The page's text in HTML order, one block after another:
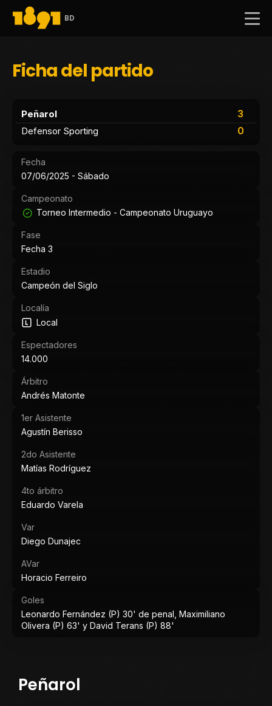
BD
Ficha del partido
Peñarol
3
0
Defensor Sporting
Fecha
07/06/2025 - Sábado
Campeonato
Torneo Intermedio - Campeonato Uruguayo
Fase
Fecha 3
Estadio
Campeón del Siglo
Localía
Local
Espectadores
14.000
Árbitro
Andrés Matonte
1er Asistente
Agustín Berisso
2do Asistente
Matías Rodríguez
4to árbitro
Eduardo Varela
Var
Diego Dunajec
AVar
Horacio Ferreiro
Goles
Leonardo Fernández (P) 30' de penal, Maximiliano
Olivera (P) 63' y David Terans (P) 88'
Peñarol